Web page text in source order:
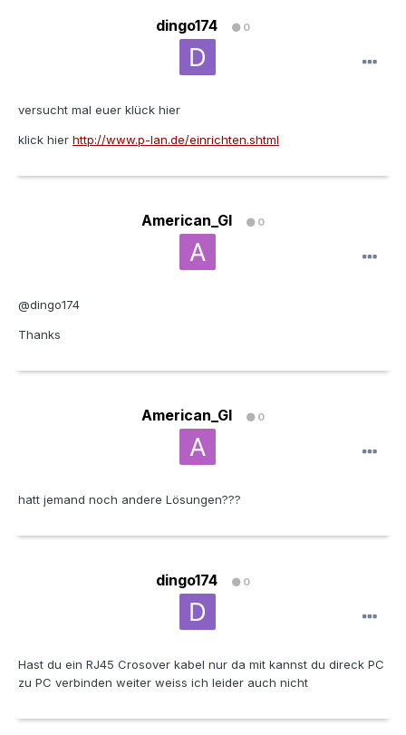
dingo174 0
versucht mal euer klück hier
klick hier http://www.p-lan.de/einrichten.shtml
American_GI 0
@dingo174
Thanks
American_GI 0
hatt jemand noch andere Lösungen???
dingo174 0
Hast du ein RJ45 Crosover kabel nur da mit kannst du direck PC
zu PC verbinden weiter weiss ich leider auch nicht